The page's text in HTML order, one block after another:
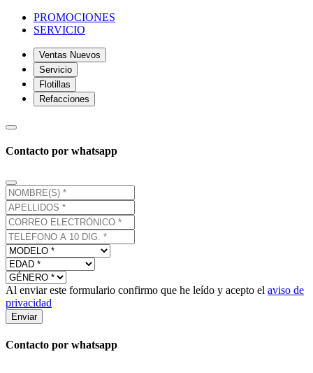
PROMOCIONES
SERVICIO
Ventas Nuevos
Servicio
Flotillas
Refacciones
Contacto por whatsapp
Al enviar este formulario confirmo que he leído y acepto el aviso de
privacidad
Enviar
Contacto por whatsapp